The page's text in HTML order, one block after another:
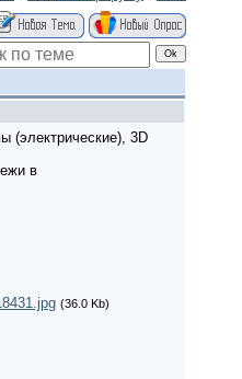
(электрические), 3D
в
(36.0 Kb)